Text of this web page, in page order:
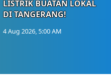
LISTRIK BUATAN LOKAL
DI TANGERANG!
4 Aug 2026, 5:00 AM